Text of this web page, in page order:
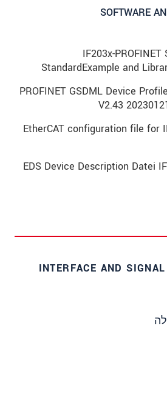
SOFTWARE
IF203x-PROFINET
StandardExample and
PROFINET GSDML Device
V2.43
EtherCAT configuration file for
EDS Device Description Datei
INTERFACE AND